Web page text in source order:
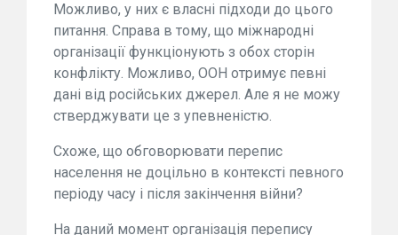
Можливо, у них є власні підходи до цього
питання. Справа в тому, що міжнародні
організації функціонують з обох сторін
конфлікту. Можливо, ООН отримує певні
дані від російських джерел. Але я не можу
стверджувати це з упевненістю.
Схоже, що обговорювати перепис
населення не доцільно в контексті певного
періоду часу і після закінчення війни?
На даний момент організація перепису